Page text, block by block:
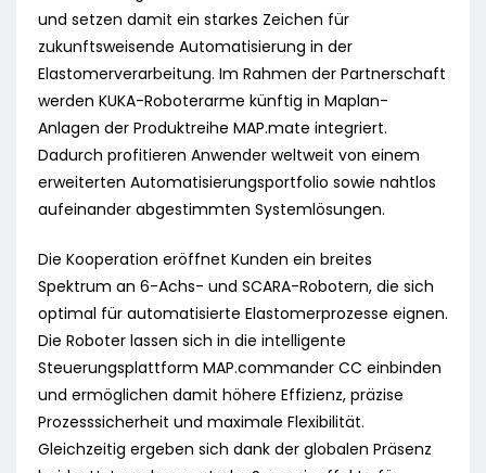
und setzen damit ein starkes Zeichen für
zukunftsweisende Automatisierung in der
Elastomerverarbeitung. Im Rahmen der Partnerschaft
werden KUKA-Roboterarme künftig in Maplan-
Anlagen der Produktreihe MAP.mate integriert.
Dadurch profitieren Anwender weltweit von einem
erweiterten Automatisierungsportfolio sowie nahtlos
aufeinander abgestimmten Systemlösungen.
Die Kooperation eröffnet Kunden ein breites
Spektrum an 6-Achs- und SCARA-Robotern, die sich
optimal für automatisierte Elastomerprozesse eignen.
Die Roboter lassen sich in die intelligente
Steuerungsplattform MAP.commander CC einbinden
und ermöglichen damit höhere Effizienz, präzise
Prozesssicherheit und maximale Flexibilität.
Gleichzeitig ergeben sich dank der globalen Präsenz